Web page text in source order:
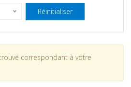
Réinitialiser
correspondant à votre